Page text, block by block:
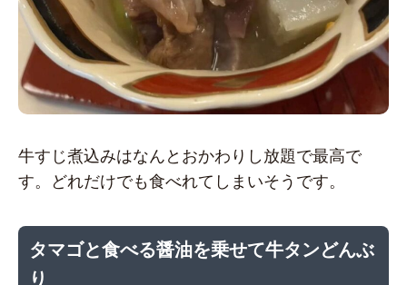
牛すじ煮込みはなんとおかわりし放題で最高で
す。どれだけでも食べれてしまいそうです。
タマゴと食べる醤油を乗せて牛タンどんぶ
り